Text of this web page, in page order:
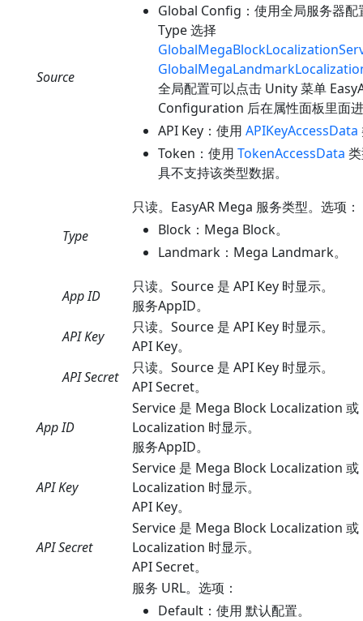
Source
Global Config：使用全局服务器配
Type 选择
全局配置可以点击 Unity 菜单
Configuration 后在属性面板里面
API Key：使用 APIKeyAccessData
Token：使用 TokenAccessData
具不支持该类型数据。
Type
只读。EasyAR Mega 服务类型。选项：
Block：Mega Block。
Landmark：Mega Landmark。
App ID
只读。Source 是 API Key 时显示。
服务AppID。
API Key
只读。Source 是 API Key 时显示。
API Key。
API Secret
只读。Source 是 API Key 时显示。
API Secret。
App ID
Service 是 Mega Block Localization
Localization 时显示。
服务AppID。
API Key
Service 是 Mega Block Localization
Localization 时显示。
API Key。
API Secret
Service 是 Mega Block Localization
Localization 时显示。
API Secret。
服务 URL。选项：
Default：使用 默认配置。